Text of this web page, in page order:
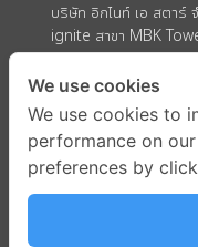
บริษัท อิกไนท์ เอ สตาร์
ignite สาขา MBK
ถนนพญาไท แขวงวังให
We use cookies
We use cookies to
performance on
preferences by